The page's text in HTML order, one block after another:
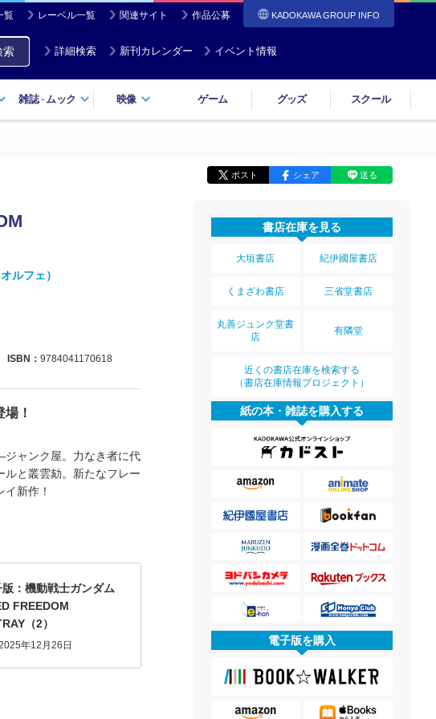
覧 レーベル一覧 関連サイト 作品公募 KADOKAWA GROUP INFO
索 詳細検索 新刊カレンダー イベント情報
雑誌・ ムック 映像 ゲーム グッズ スクール
ポスト シェア 送る
ルフェ）
ISBN： 9784041170618
！
ャンク屋。力なき者に代
と叢雲劾。新たなフレー
新作！
版：機動戦士ガンダム
FREEDOM
（2）
年12月26日
書店在庫を見る
大垣書店 紀伊國屋書店
くまざわ書店 三省堂書店
丸善ジュンク堂書
店
有隣堂
近くの書店在庫を検索する
（書店在庫情報プロジェクト）
紙の本・雑誌を購入する
電子版を購入